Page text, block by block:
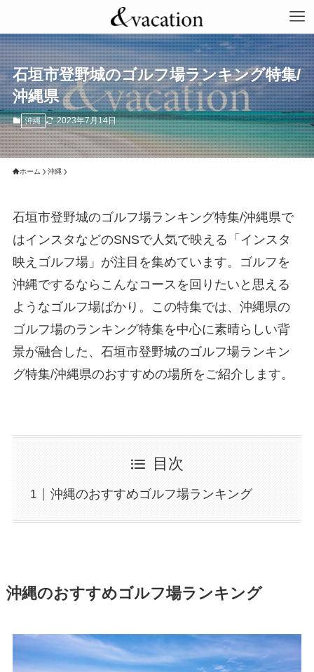
石垣市登野城のゴルフ場ランキング特集/
沖縄県
沖縄 2023年7月14日
ホーム 沖縄
石垣市登野城のゴルフ場ランキング特集/沖縄県で
はインスタなどのSNSで人気で映える「インスタ
映えゴルフ場」が注目を集めています。ゴルフを
沖縄でするならこんなコースを回りたいと思える
ようなゴルフ場ばかり。この特集では、沖縄県の
ゴルフ場のランキング特集を中心に素晴らしい背
景が融合した、石垣市登野城のゴルフ場ランキン
グ特集/沖縄県のおすすめの場所をご紹介します。
目次
沖縄のおすすめゴルフ場ランキング
沖縄のおすすめゴルフ場ランキング